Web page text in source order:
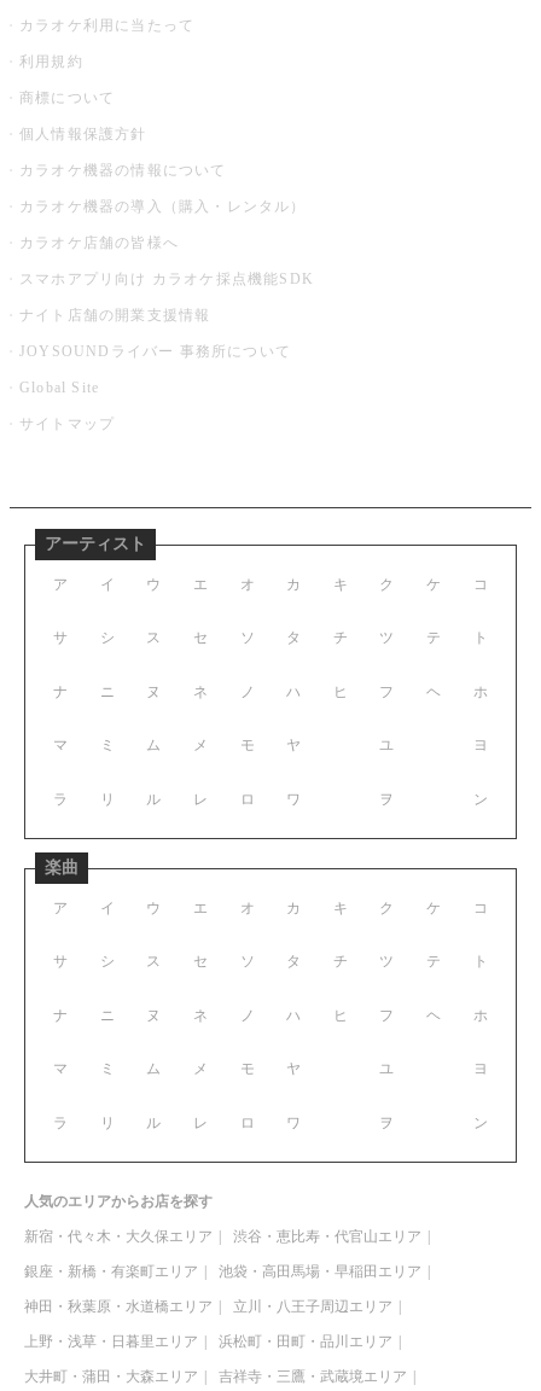
カラオケ利用に当たって
利用規約
商標について
個人情報保護方針
カラオケ機器の情報について
カラオケ機器の導入（購入・レンタル）
カラオケ店舗の皆様へ
スマホアプリ向け カラオケ採点機能SDK
ナイト店舗の開業支援情報
JOYSOUNDライバー 事務所について
Global Site
サイトマップ
アーティスト
ア イ ウ エ オ
サ シ ス セ ソ
ナ ニ ヌ ネ ノ
マ ミ ム メ モ
ラ リ ル レ ロ
カ キ ク ケ コ
タ チ ツ テ ト
ハ ヒ フ ヘ ホ
ヤ ユ ヨ
ワ ヲ ン
楽曲
ア イ ウ エ オ
サ シ ス セ ソ
ナ ニ ヌ ネ ノ
マ ミ ム メ モ
ラ リ ル レ ロ
カ キ ク ケ コ
タ チ ツ テ ト
ハ ヒ フ ヘ ホ
ヤ ユ ヨ
ワ ヲ ン
人気のエリアからお店を探す
新宿・代々木・大久保エリア 渋谷・恵比寿・代官山エリア
銀座・新橋・有楽町エリア 池袋・高田馬場・早稲田エリア
神田・秋葉原・水道橋エリア 立川・八王子周辺エリア
上野・浅草・日暮里エリア 浜松町・田町・品川エリア
大井町・蒲田・大森エリア 吉祥寺・三鷹・武蔵境エリア